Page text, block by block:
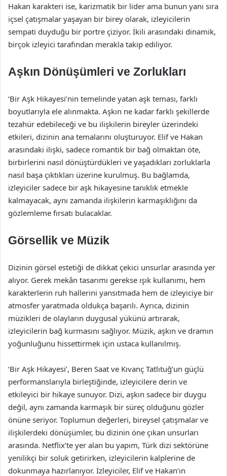
Hakan karakteri ise, karizmatik bir lider ama bunun yanı sıra
içsel çatışmalar yaşayan bir birey olarak, izleyicilerin
sempati duyduğu bir portre çiziyor. İkili arasındaki dinamik,
birçok izleyici tarafından merakla takip ediliyor.
Aşkın Dönüşümleri ve Zorlukları
‘Bir Aşk Hikayesi’nin temelinde yatan aşk teması, farklı
boyutlarıyla ele alınmakta. Aşkın ne kadar farklı şekillerde
tezahür edebileceği ve bu ilişkilerin bireyler üzerindeki
etkileri, dizinin ana temalarını oluşturuyor. Elif ve Hakan
arasındaki ilişki, sadece romantik bir bağ olmaktan öte,
birbirlerini nasıl dönüştürdükleri ve yaşadıkları zorluklarla
nasıl başa çıktıkları üzerine kurulmuş. Bu bağlamda,
izleyiciler sadece bir aşk hikayesine tanıklık etmekle
kalmayacak, aynı zamanda ilişkilerin karmaşıklığını da
gözlemleme fırsatı bulacaklar.
Görsellik ve Müzik
Dizinin görsel estetiği de dikkat çekici unsurlar arasında yer
alıyor. Gerek mekân tasarımı gerekse ışık kullanımı, hem
karakterlerin ruh hallerini yansıtmada hem de izleyiciye bir
atmosfer yaratmada oldukça başarılı. Ayrıca, dizinin
müzikleri de olayların duygusal yükünü artırarak,
izleyicilerin bağ kurmasını sağlıyor. Müzik, aşkın ve dramın
yoğunluğunu hissettirmek için ustaca kullanılmış.
‘Bir Aşk Hikayesi’, Beren Saat ve Kıvanç Tatlıtuğ’un güçlü
performanslarıyla birleştiğinde, izleyicilere derin ve
etkileyici bir hikaye sunuyor. Dizi, aşkın sadece bir duygu
değil, aynı zamanda karmaşık bir süreç olduğunu gözler
önüne seriyor. Toplumun değerleri, bireysel çatışmalar ve
ilişkilerdeki dönüşümler, bu dizinin öne çıkan unsurları
arasında. Netflix’te yer alan bu yapım, Türk dizi sektörüne
yenilikçi bir soluk getirirken, izleyicilerin kalplerine de
dokunmaya hazırlanıyor. İzleyiciler, Elif ve Hakan’ın